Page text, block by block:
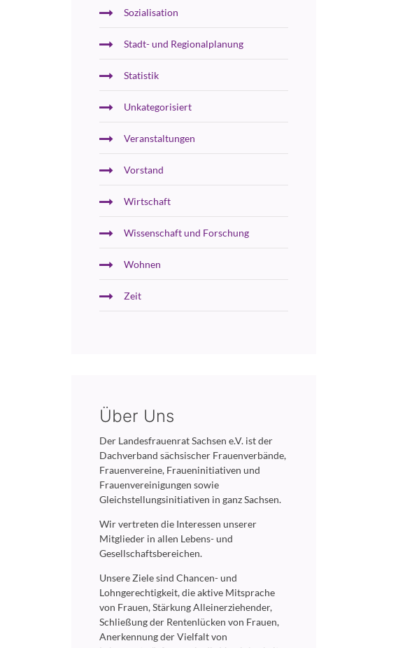
Sozialisation
Stadt- und Regionalplanung
Statistik
Unkategorisiert
Veranstaltungen
Vorstand
Wirtschaft
Wissenschaft und Forschung
Wohnen
Zeit
Über Uns
Der Landesfrauenrat Sachsen e.V. ist der
Dachverband sächsischer Frauenverbände,
Frauenvereine, Fraueninitiativen und
Frauenvereinigungen sowie
Gleichstellungsinitiativen in ganz Sachsen.
Wir vertreten die Interessen unserer
Mitglieder in allen Lebens- und
Gesellschaftsbereichen.
Unsere Ziele sind Chancen- und
Lohngerechtigkeit, die aktive Mitsprache
von Frauen, Stärkung Alleinerziehender,
Schließung der Rentenlücken von Frauen,
Anerkennung der Vielfalt von